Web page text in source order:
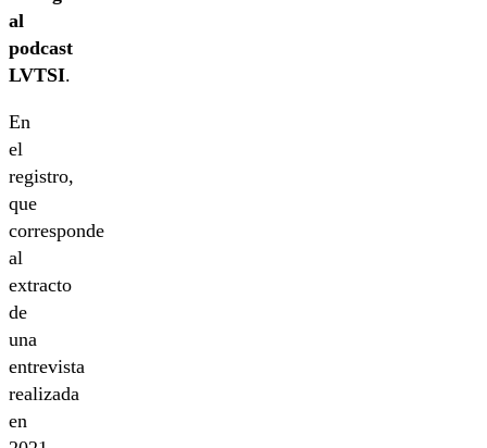
al
podcast
LVTSI.
En
el
registro,
que
corresponde
al
extracto
de
una
entrevista
realizada
en